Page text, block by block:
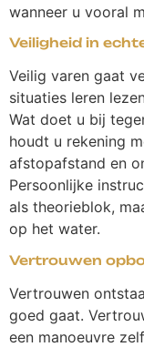
wanneer u vooral
Veiligheid in
Veilig varen gaat
situaties leren
Wat doet u bij
houdt u rekening
afstopafstand en
Persoonlijke
als theorieblok,
op het water.
Vertrouwen
Vertrouwen
goed gaat.
een manoeuvre